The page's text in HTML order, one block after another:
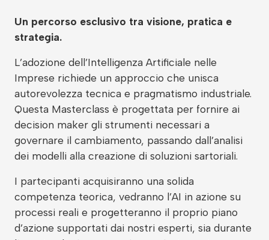
Un percorso esclusivo tra visione, pratica e
strategia.
L’adozione dell’Intelligenza Artificiale nelle
Imprese richiede un approccio che unisca
autorevolezza tecnica e pragmatismo industriale.
Questa Masterclass è progettata per fornire ai
decision maker gli strumenti necessari a
governare il cambiamento, passando dall’analisi
dei modelli alla creazione di soluzioni sartoriali.
I partecipanti acquisiranno una solida
competenza teorica, vedranno l’AI in azione su
processi reali e progetteranno il proprio piano
d’azione supportati dai nostri esperti, sia durante